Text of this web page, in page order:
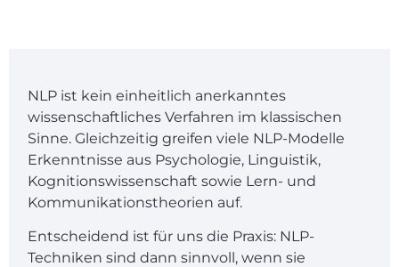
NLP ist kein einheitlich anerkanntes
wissenschaftliches Verfahren im klassischen
Sinne. Gleichzeitig greifen viele NLP-Modelle
Erkenntnisse aus Psychologie, Linguistik,
Kognitionswissenschaft sowie Lern- und
Kommunikationstheorien auf.
Entscheidend ist für uns die Praxis: NLP-
Techniken sind dann sinnvoll, wenn sie